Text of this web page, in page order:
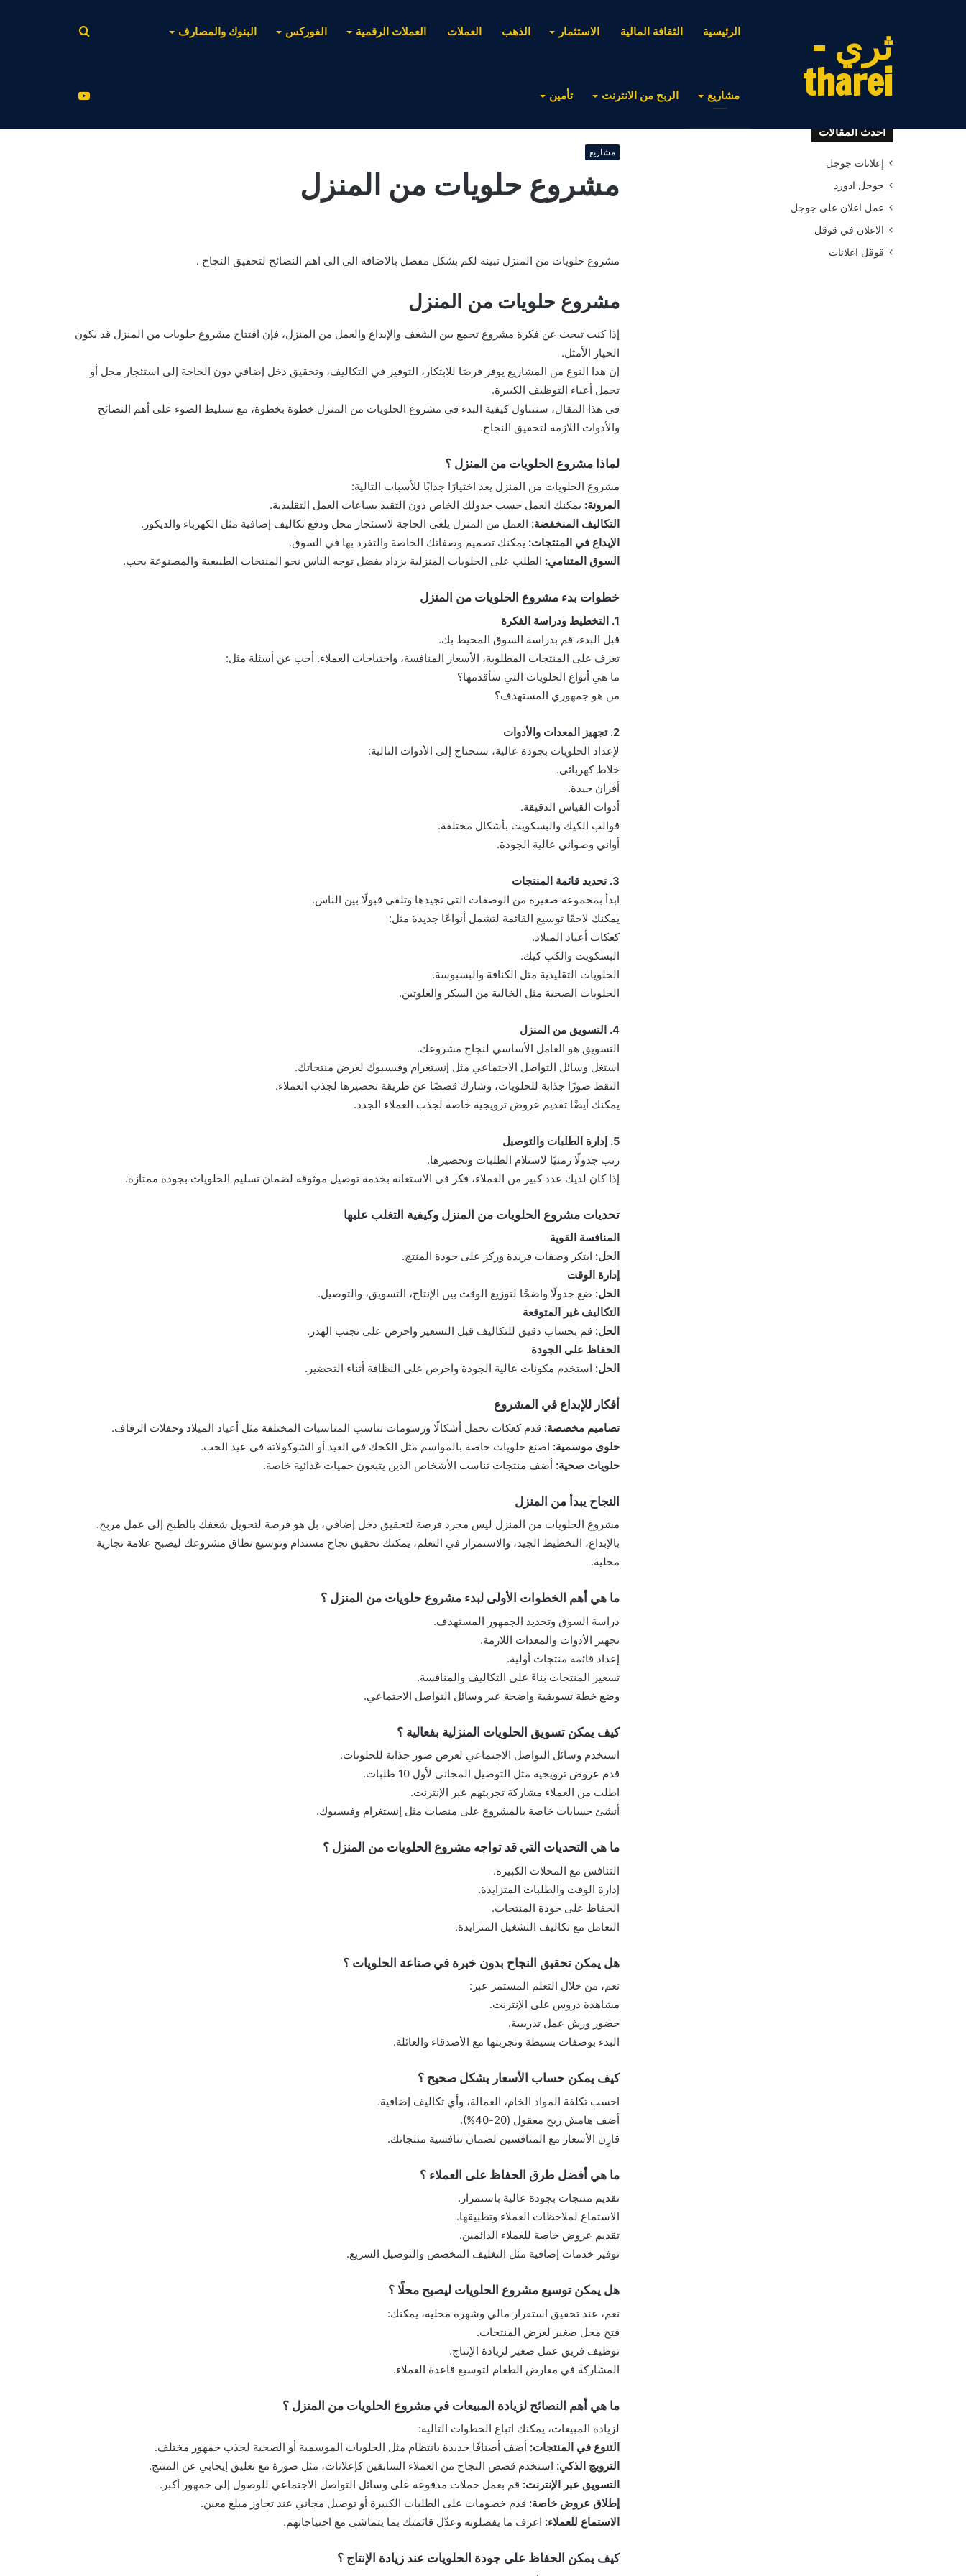
ثري -
tharei
الرئيسية الثقافة المالية الاستثمار الذهب العملات العملات الرقمية الفوركس البنوك والمصارف
مشاريع الربح من الانترنت تأمين عن
مشاريع
مشروع حلويات من المنزل
مشروع حلويات من المنزل نبينه لكم بشكل مفصل بالاضافة الى الى اهم النصائح لتحقيق النجاح .
مشروع حلويات من المنزل
إذا كنت تبحث عن فكرة مشروع تجمع بين الشغف والإبداع والعمل من المنزل، فإن افتتاح مشروع حلويات من المنزل قد يكون
الخيار الأمثل.
إن هذا النوع من المشاريع يوفر فرصًا للابتكار، التوفير في التكاليف، وتحقيق دخل إضافي دون الحاجة إلى استئجار محل أو
تحمل أعباء التوظيف الكبيرة.
في هذا المقال، سنتناول كيفية البدء في مشروع الحلويات من المنزل خطوة بخطوة، مع تسليط الضوء على أهم النصائح
والأدوات اللازمة لتحقيق النجاح.
لماذا مشروع الحلويات من المنزل ؟
مشروع الحلويات من المنزل يعد اختيارًا جذابًا للأسباب التالية:
المرونة: يمكنك العمل حسب جدولك الخاص دون التقيد بساعات العمل التقليدية.
التكاليف المنخفضة: العمل من المنزل يلغي الحاجة لاستئجار محل ودفع تكاليف إضافية مثل الكهرباء والديكور.
الإبداع في المنتجات: يمكنك تصميم وصفاتك الخاصة والتفرد بها في السوق.
السوق المتنامي: الطلب على الحلويات المنزلية يزداد بفضل توجه الناس نحو المنتجات الطبيعية والمصنوعة بحب.
خطوات بدء مشروع الحلويات من المنزل
1. التخطيط ودراسة الفكرة
قبل البدء، قم بدراسة السوق المحيط بك.
تعرف على المنتجات المطلوبة، الأسعار المنافسة، واحتياجات العملاء. أجب عن أسئلة مثل:
ما هي أنواع الحلويات التي سأقدمها؟
من هو جمهوري المستهدف؟
2. تجهيز المعدات والأدوات
لإعداد الحلويات بجودة عالية، ستحتاج إلى الأدوات التالية:
خلاط كهربائي.
أفران جيدة.
أدوات القياس الدقيقة.
قوالب الكيك والبسكويت بأشكال مختلفة.
أواني وصواني عالية الجودة.
3. تحديد قائمة المنتجات
ابدأ بمجموعة صغيرة من الوصفات التي تجيدها وتلقى قبولًا بين الناس.
يمكنك لاحقًا توسيع القائمة لتشمل أنواعًا جديدة مثل:
كعكات أعياد الميلاد.
البسكويت والكب كيك.
الحلويات التقليدية مثل الكنافة والبسبوسة.
الحلويات الصحية مثل الخالية من السكر والغلوتين.
4. التسويق من المنزل
التسويق هو العامل الأساسي لنجاح مشروعك.
استغل وسائل التواصل الاجتماعي مثل إنستغرام وفيسبوك لعرض منتجاتك.
التقط صورًا جذابة للحلويات، وشارك قصصًا عن طريقة تحضيرها لجذب العملاء.
يمكنك أيضًا تقديم عروض ترويجية خاصة لجذب العملاء الجدد.
5. إدارة الطلبات والتوصيل
رتب جدولًا زمنيًا لاستلام الطلبات وتحضيرها.
إذا كان لديك عدد كبير من العملاء، فكر في الاستعانة بخدمة توصيل موثوقة لضمان تسليم الحلويات بجودة ممتازة.
تحديات مشروع الحلويات من المنزل وكيفية التغلب عليها
المنافسة القوية
الحل: ابتكر وصفات فريدة وركز على جودة المنتج.
إدارة الوقت
الحل: ضع جدولًا واضحًا لتوزيع الوقت بين الإنتاج، التسويق، والتوصيل.
التكاليف غير المتوقعة
الحل: قم بحساب دقيق للتكاليف قبل التسعير واحرص على تجنب الهدر.
الحفاظ على الجودة
الحل: استخدم مكونات عالية الجودة واحرص على النظافة أثناء التحضير.
أفكار للإبداع في المشروع
تصاميم مخصصة: قدم كعكات تحمل أشكالًا ورسومات تناسب المناسبات المختلفة مثل أعياد الميلاد وحفلات الزفاف.
حلوى موسمية: اصنع حلويات خاصة بالمواسم مثل الكحك في العيد أو الشوكولاتة في عيد الحب.
حلويات صحية: أضف منتجات تناسب الأشخاص الذين يتبعون حميات غذائية خاصة.
النجاح يبدأ من المنزل
مشروع الحلويات من المنزل ليس مجرد فرصة لتحقيق دخل إضافي، بل هو فرصة لتحويل شغفك بالطبخ إلى عمل مربح.
بالإبداع، التخطيط الجيد، والاستمرار في التعلم، يمكنك تحقيق نجاح مستدام وتوسيع نطاق مشروعك ليصبح علامة تجارية
محلية.
ما هي أهم الخطوات الأولى لبدء مشروع حلويات من المنزل ؟
دراسة السوق وتحديد الجمهور المستهدف.
تجهيز الأدوات والمعدات اللازمة.
إعداد قائمة منتجات أولية.
تسعير المنتجات بناءً على التكاليف والمنافسة.
وضع خطة تسويقية واضحة عبر وسائل التواصل الاجتماعي.
كيف يمكن تسويق الحلويات المنزلية بفعالية ؟
استخدم وسائل التواصل الاجتماعي لعرض صور جذابة للحلويات.
قدم عروض ترويجية مثل التوصيل المجاني لأول 10 طلبات.
اطلب من العملاء مشاركة تجربتهم عبر الإنترنت.
أنشئ حسابات خاصة بالمشروع على منصات مثل إنستغرام وفيسبوك.
ما هي التحديات التي قد تواجه مشروع الحلويات من المنزل ؟
التنافس مع المحلات الكبيرة.
إدارة الوقت والطلبات المتزايدة.
الحفاظ على جودة المنتجات.
التعامل مع تكاليف التشغيل المتزايدة.
هل يمكن تحقيق النجاح بدون خبرة في صناعة الحلويات ؟
نعم، من خلال التعلم المستمر عبر:
مشاهدة دروس على الإنترنت.
حضور ورش عمل تدريبية.
البدء بوصفات بسيطة وتجربتها مع الأصدقاء والعائلة.
كيف يمكن حساب الأسعار بشكل صحيح ؟
احسب تكلفة المواد الخام، العمالة، وأي تكاليف إضافية.
أضف هامش ربح معقول (20-40%).
قارِن الأسعار مع المنافسين لضمان تنافسية منتجاتك.
ما هي أفضل طرق الحفاظ على العملاء ؟
تقديم منتجات بجودة عالية باستمرار.
الاستماع لملاحظات العملاء وتطبيقها.
تقديم عروض خاصة للعملاء الدائمين.
توفير خدمات إضافية مثل التغليف المخصص والتوصيل السريع.
هل يمكن توسيع مشروع الحلويات ليصبح محلًا ؟
نعم، عند تحقيق استقرار مالي وشهرة محلية، يمكنك:
فتح محل صغير لعرض المنتجات.
توظيف فريق عمل صغير لزيادة الإنتاج.
المشاركة في معارض الطعام لتوسيع قاعدة العملاء.
ما هي أهم النصائح لزيادة المبيعات في مشروع الحلويات من المنزل ؟
لزيادة المبيعات، يمكنك اتباع الخطوات التالية:
التنوع في المنتجات: أضف أصنافًا جديدة بانتظام مثل الحلويات الموسمية أو الصحية لجذب جمهور مختلف.
الترويج الذكي: استخدم قصص النجاح من العملاء السابقين كإعلانات، مثل صورة مع تعليق إيجابي عن المنتج.
التسويق عبر الإنترنت: قم بعمل حملات مدفوعة على وسائل التواصل الاجتماعي للوصول إلى جمهور أكبر.
إطلاق عروض خاصة: قدم خصومات على الطلبات الكبيرة أو توصيل مجاني عند تجاوز مبلغ معين.
الاستماع للعملاء: اعرف ما يفضلونه وعدّل قائمتك بما يتماشى مع احتياجاتهم.
كيف يمكن الحفاظ على جودة الحلويات عند زيادة الإنتاج ؟
أحدث المقالات
إعلانات جوجل
جوجل ادورد
عمل اعلان على جوجل
الاعلان في قوقل
قوقل اعلانات